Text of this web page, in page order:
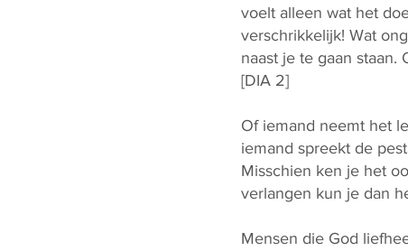
voelt alleen wat het
verschrikkelijk! Wat
naast je te gaan
[DIA 2]
Of iemand neemt het
iemand spreekt de
Misschien ken je het
verlangen kun je dan
Mensen die God